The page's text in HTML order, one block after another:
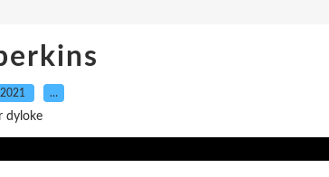
…
dyloke